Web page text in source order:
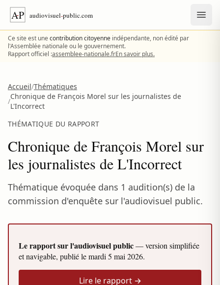
Aller au contenu
Ce site est unecontribution citoyenne indépendante, non édité par
l'Assemblée nationale ou le gouvernement.
Rapport officiel :assemblee-nationale.frEn savoir plus.
Accueil/Thématiques
/
Chronique de François Morel sur les journalistes de
L'Incorrect
THÉMATIQUE DU RAPPORT
Chronique de François Morel sur
les journalistes de L'Incorrect
Thématique évoquée dans 1 audition(s) de la
commission d'enquête sur l'audiovisuel public.
Le rapport sur l'audiovisuel public— version simplifiée
et navigable, publié lemardi 5 mai 2026.
Lire le rapport →